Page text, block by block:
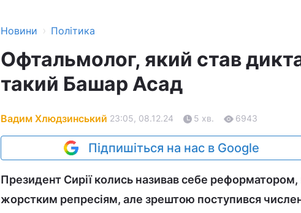
Новини › Політика
Офтальмолог, який став
такий Башар Асад
Вадим Хлюдзинський 23:05, 08.12.24 5 хв. 6943
Підпишіться на нас в Google
Президент Сирії колись називав себе реформатором,
жорстким репресіям, але зрештою поступився